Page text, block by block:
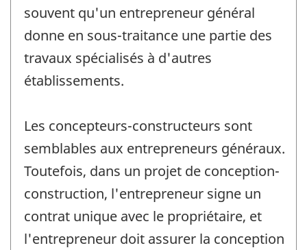
souvent qu'un entrepreneur général
donne en sous-traitance une partie des
travaux spécialisés à d'autres
établissements.
Les concepteurs-constructeurs sont
semblables aux entrepreneurs généraux.
Toutefois, dans un projet de conception-
construction, l'entrepreneur signe un
contrat unique avec le propriétaire, et
l'entrepreneur doit assurer la conception